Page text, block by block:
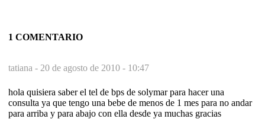
1 COMENTARIO
tatiana - 20 de agosto de 2010 - 10:47
hola quisiera saber el tel de bps de solymar para hacer una
consulta ya que tengo una bebe de menos de 1 mes para no andar
para arriba y para abajo con ella desde ya muchas gracias